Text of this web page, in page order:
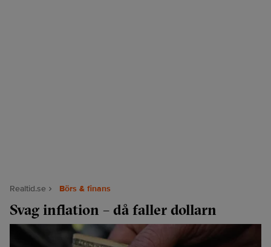
Realtid.se Börs & finans
Svag inflation – då faller dollarn